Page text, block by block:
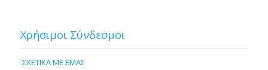
Χρήσιμοι Σύνδεσμοι
ΣΧΕΤΙΚΑ ΜΕ ΕΜΑΣ